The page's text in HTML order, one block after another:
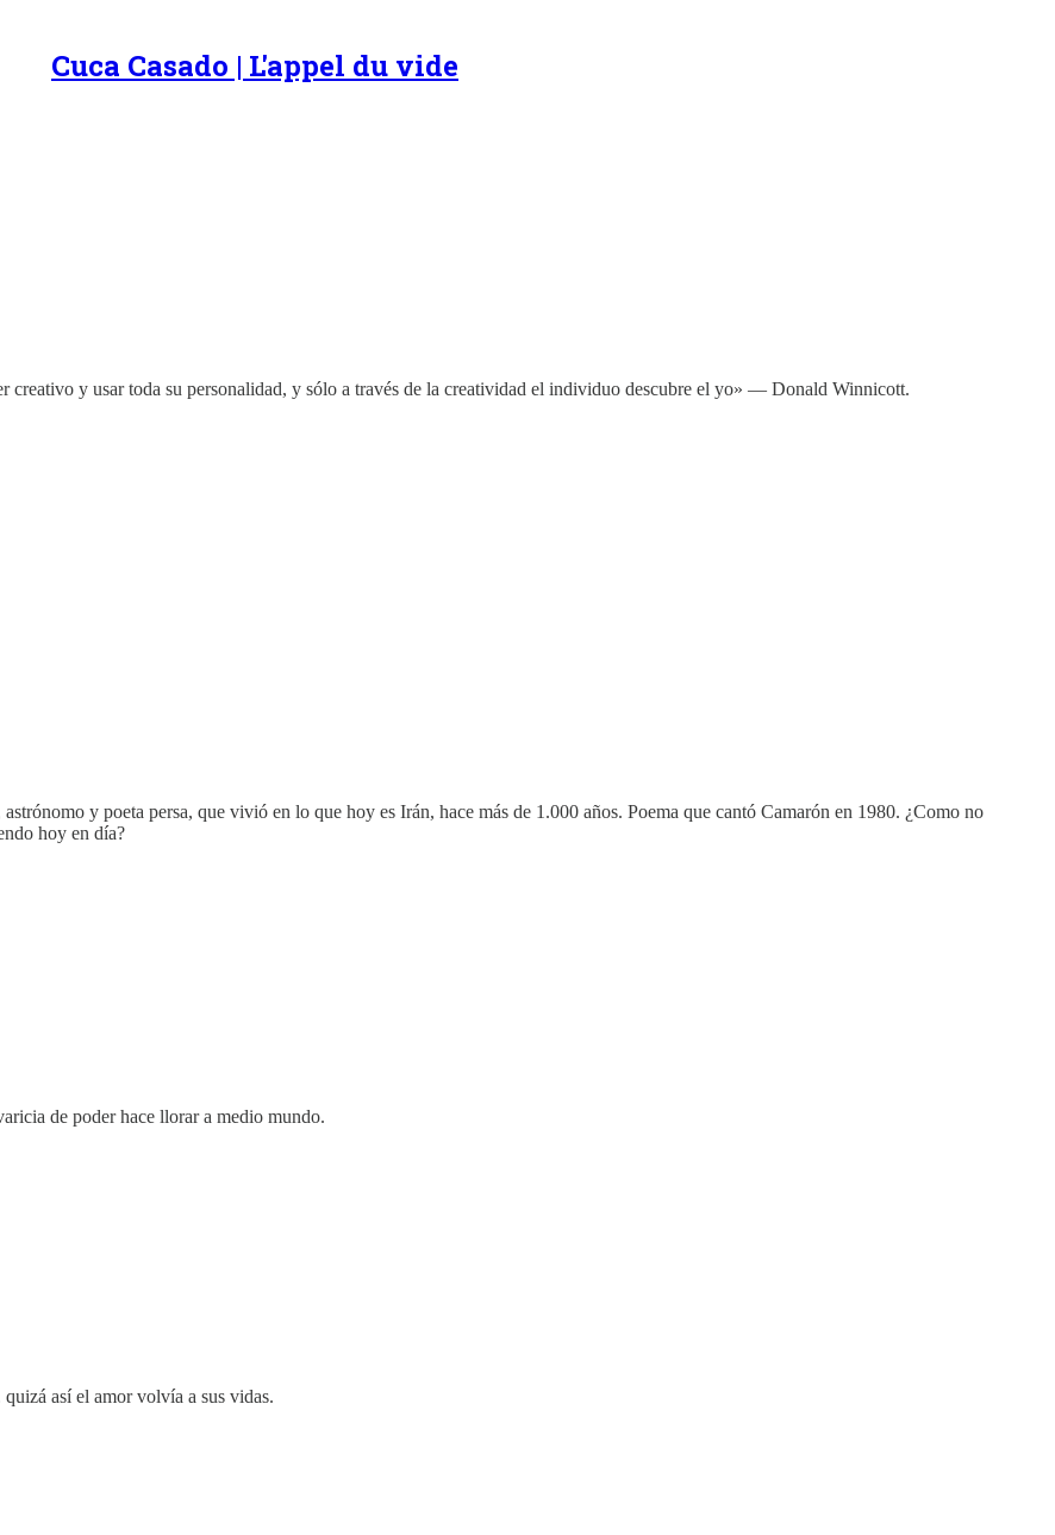
Cuca Casado | L'appel du vide
y usar toda su personalidad, y sólo a través de la creatividad el individuo descubre el yo» — Donald Winnicott.
y poeta persa, que vivió en lo que hoy es Irán, hace más de 1.000 años. Poema que cantó Camarón en 1980. ¿Como no
hoy en día?
de poder hace llorar a medio mundo.
así el amor volvía a sus vidas.